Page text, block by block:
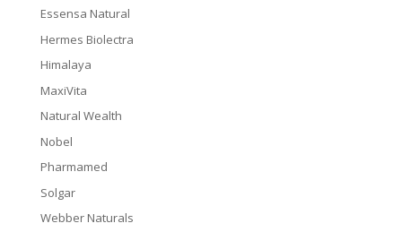
Essensa Natural
Hermes Biolectra
Himalaya
MaxiVita
Natural Wealth
Nobel
Pharmamed
Solgar
Webber Naturals